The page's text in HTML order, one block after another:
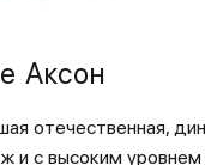
Аксон
отечественная,
и с высоким уровнем